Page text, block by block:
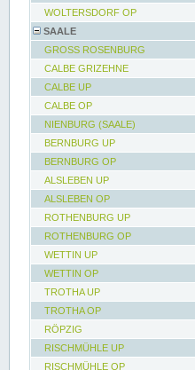
WOLTERSDORF OP
SAALE
GROSS ROSENBURG
CALBE GRIZEHNE
CALBE UP
CALBE OP
NIENBURG (SAALE)
BERNBURG UP
BERNBURG OP
ALSLEBEN UP
ALSLEBEN OP
ROTHENBURG UP
ROTHENBURG OP
WETTIN UP
WETTIN OP
TROTHA UP
TROTHA OP
RÖPZIG
RISCHMÜHLE UP
RISCHMÜHLE OP